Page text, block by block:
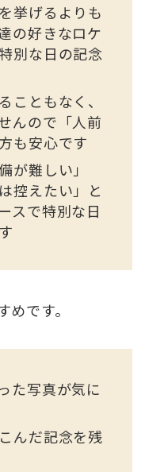
挙げるよりも
の好きなロケ
別な日の記念
こともなく、
んので「人前
も安心です
が難しい」
控えたい」と
スで特別な日
です。
た写真が気に
んだ記念を残